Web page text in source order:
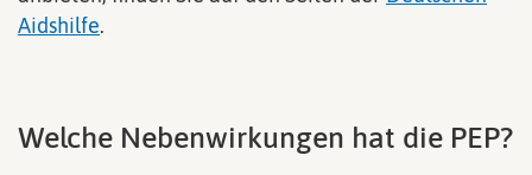
Aidshilfe.
Welche Nebenwirkungen hat die PEP?